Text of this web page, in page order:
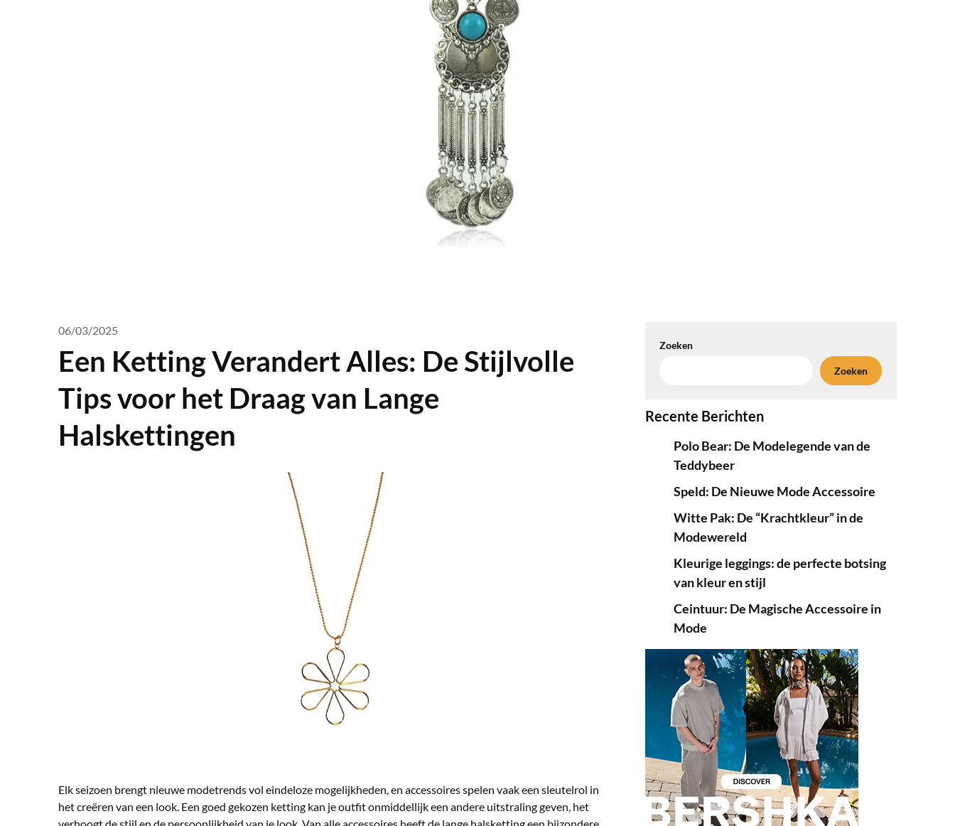
06/03/2025
Een Ketting Verandert Alles: De Stijlvolle
Tips voor het Draag van Lange
Halskettingen
Elk seizoen brengt nieuwe modetrends vol eindeloze mogelijkheden, en accessoires spelen vaak een sleutelrol in
het creëren van een look. Een goed gekozen ketting kan je outfit onmiddellijk een andere uitstraling geven, het
verhoogt de stijl en de persoonlijkheid van je look. Van alle accessoires heeft de lange halsketting een bijzondere
Zoeken
Zoeken
Recente Berichten
Polo Bear: De Modelegende van de
Teddybeer
Speld: De Nieuwe Mode Accessoire
Witte Pak: De “Krachtkleur” in de
Modewereld
Kleurige leggings: de perfecte botsing
van kleur en stijl
Ceintuur: De Magische Accessoire in
Mode